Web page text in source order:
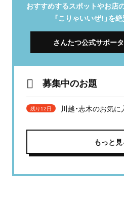
おすすめするスポットやお店
「こりゃいいぜ！」を
さんたつ公式サポー
募集中のお題
残り12日 川越・志木のお気に
もっと見